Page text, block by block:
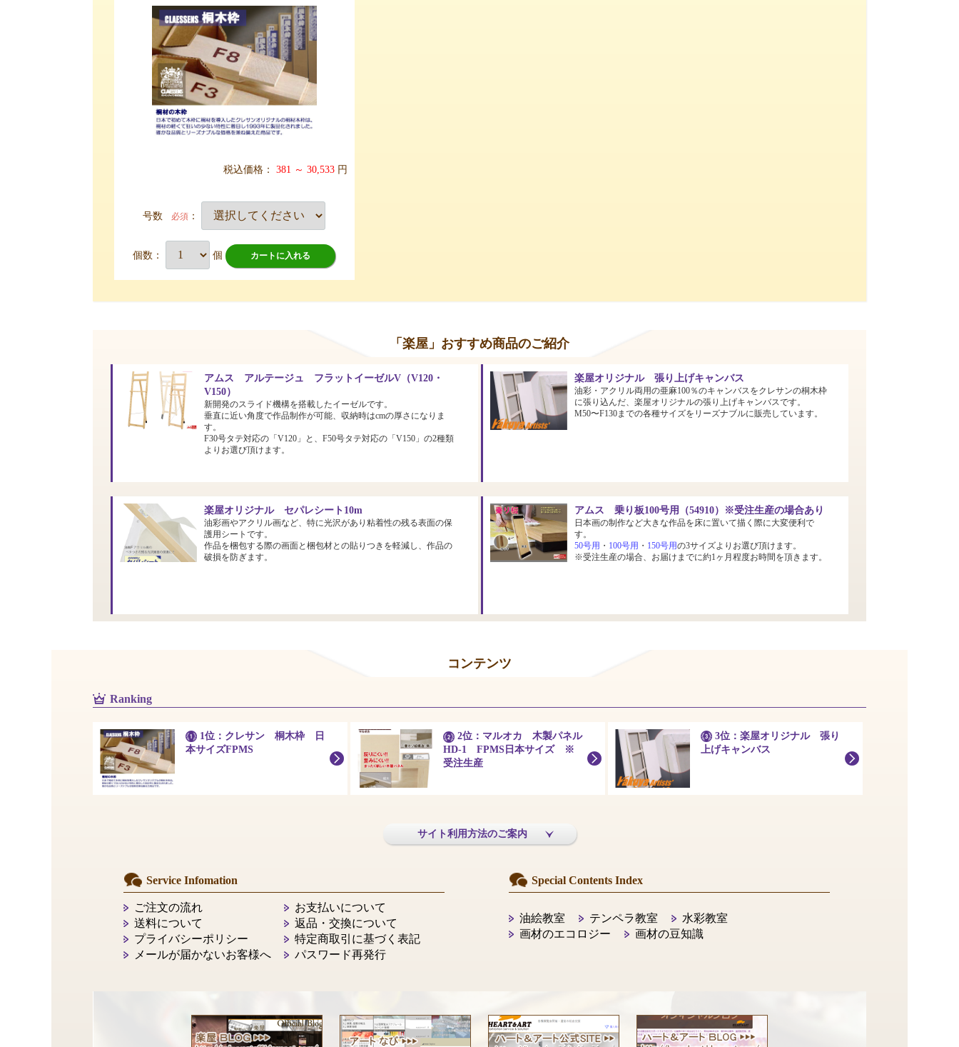
税込価格： 381 ～ 30,533 円
号数 必須 ：
個数： 個 カートに入れる
「楽屋」おすすめ商品のご紹介
アムス アルテージュ フラットイーゼルV（V120・
V150）
新開発のスライド機構を搭載したイーゼルです。
垂直に近い角度で作品制作が可能、収納時はcmの厚さになりま
す。
F30号タテ対応の「V120」と、F50号タテ対応の「V150」の2種類
よりお選び頂けます。
楽屋オリジナル 張り上げキャンバス
油彩・アクリル両用の亜麻100％のキャンバスをクレサンの桐木枠
に張り込んだ、楽屋オリジナルの張り上げキャンバスです。
M50〜F130までの各種サイズをリーズナブルに販売しています。
楽屋オリジナル セパレシート10m
油彩画やアクリル画など、特に光沢があり粘着性の残る表面の保
護用シートです。
作品を梱包する際の画面と梱包材との貼りつきを軽減し、作品の
破損を防ぎます。
アムス 乗り板100号用（54910）※受注生産の場合あり
日本画の制作など大きな作品を床に置いて描く際に大変便利で
す。
50号用 ・ 100号用 ・ 150号用の3サイズよりお選び頂けます。
※受注生産の場合、お届けまでに約1ヶ月程度お時間を頂きます。
コンテンツ
Ranking
1位：クレサン 桐木枠 日
本サイズFPMS
2位：マルオカ 木製パネル
HD-1 FPMS日本サイズ ※
受注生産
3位：楽屋オリジナル 張り
上げキャンバス
サイト利用方法のご案内
Service Infomation
ご注文の流れ
お支払いについて
送料について
返品・交換について
プライバシーポリシー
特定商取引に基づく表記
メールが届かないお客様へ
パスワード再発行
Special Contents Index
油絵教室 テンペラ教室
水彩教室
画材のエコロジー
画材の豆知識